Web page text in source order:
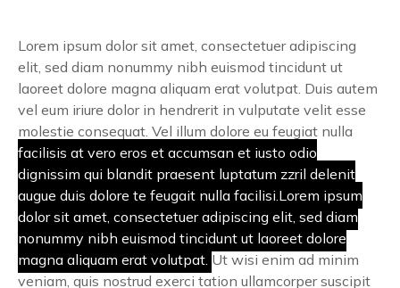
Lorem ipsum dolor sit amet, consectetuer adipiscing
elit, sed diam nonummy nibh euismod tincidunt ut
laoreet dolore magna aliquam erat volutpat. Duis autem
vel eum iriure dolor in hendrerit in vulputate velit esse
molestie consequat. Vel illum dolore eu feugiat nulla
facilisis at vero eros et accumsan et iusto odio
dignissim qui blandit praesent luptatum zzril delenit
augue duis dolore te feugait nulla facilisi.Lorem ipsum
dolor sit amet, consectetuer adipiscing elit, sed diam
nonummy nibh euismod tincidunt ut laoreet dolore
magna aliquam erat volutpat. Ut wisi enim ad minim
veniam, quis nostrud exerci tation ullamcorper suscipit